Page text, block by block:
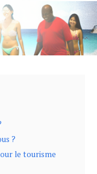
?
le tourisme